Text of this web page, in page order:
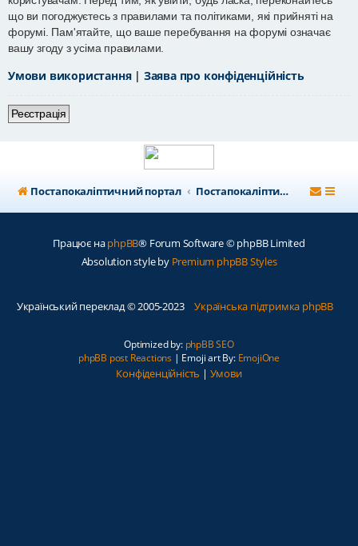
що ви погоджуєтесь з правилами та політиками, які прийняті на
форумі. Пам'ятайте, що ваше перебування на форумі означає
вашу згоду з усіма правилами.
Умови використання| Заява про конфіденційність
Реєстрація
Постапокаліптичний портал Постапокаліптичний форум
Працює наphpBB® Forum Software © phpBB Limited
Absolution style by Premium phpBB Styles
Український переклад © 2005-2023 Українська підтримка phpBB
Optimized by: phpBB SEO
phpBB post Reactions| Emoji art By: EmojiOne
Конфіденційність | Умови